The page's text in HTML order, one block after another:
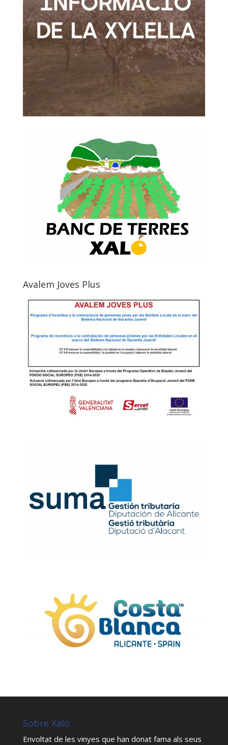
Avalem Joves Plus
Sobre Xaló
Envoltat de les vinyes que han donat fama als seus